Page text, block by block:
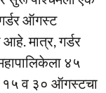
ऑगस्ट
मात्र, गर्डर
४५
१५ व ३० ऑगस्टचा